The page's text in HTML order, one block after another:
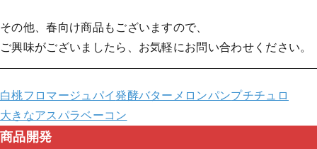
その他、春向け商品もございますので、
ご興味がございましたら、お気軽にお問い合わせください。
白桃フロマージュパイ発酵バターメロンパンプチチュロ
大きなアスパラベーコン
商品開発